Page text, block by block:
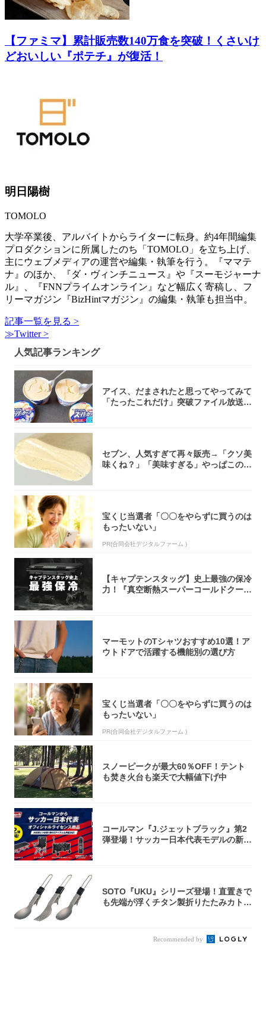
【ファミマ】累計販売数140万食を突破！くさいけ
どおいしい『ポテチ』が復活！
明日陽樹
TOMOLO
大学卒業後、アルバイトからライターに転身。約4年間編集
プロダクションに所属したのち「TOMOLO」を立ち上げ、
主にウェブメディアの運営や編集・執筆を行う。『ママテ
ナ』のほか、『ダ・ヴィンチニュース』や『スーモジャーナ
ル』、『FNNプライムオンライン』など幅広く寄稿し、フ
リーマガジン『BizHintマガジン』の編集・執筆も担当中。
記事一覧を見る >
≫Twitter >
人気記事ランキング
アイス、だまされたと思ってやってみて
「たったこれだけ」突破ファイル放送で
セブン、人気すぎて再々販売→「クソ美
味くね？」「美味すぎる」やっぱこのク
宝くじ当選者「〇〇をやらずに買うのは
もったいない」
PR(合同会社デジタルファーム )
【キャプテンスタッグ】史上最強の保冷
力！『真空断熱スーパーコールドクーラ
マーモットのTシャツおすすめ10選！ア
ウトドアで活躍する機能別の選び方
宝くじ当選者「〇〇をやらずに買うのは
もったいない」
PR(合同会社デジタルファーム )
スノーピークが最大60％OFF！テント
も焚き火台も楽天で大幅値下げ中
コールマン『J.ジェットブラック』第2
弾登場！サッカー日本代表モデルの新作
SOTO『UKU』シリーズ登場！直置きで
も先端が浮くチタン製折りたたみカトラ
Recommended by